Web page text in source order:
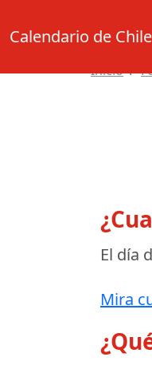
Calendario de Chile
Inicio
El día
Mira